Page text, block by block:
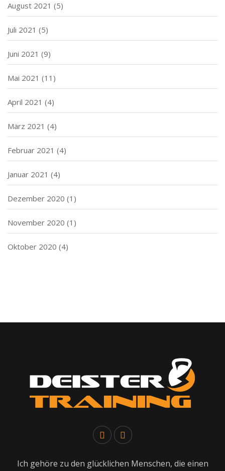
August 2021 (5)
Juli 2021 (5)
Juni 2021 (9)
Mai 2021 (11)
April 2021 (4)
März 2021 (4)
Februar 2021 (4)
Januar 2021 (4)
Dezember 2020 (1)
November 2020 (1)
Oktober 2020 (4)
Ich gehöre zu den glücklichen Menschen, die einen